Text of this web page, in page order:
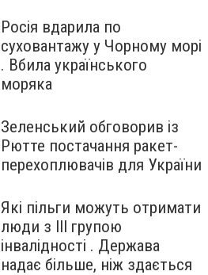
Росія вдарила по
суховантажу у Чорному морі
. Вбила українського
моряка
Зеленський обговорив із
Рютте постачання ракет-
перехоплювачів для України
Які пільги можуть отримати
люди з III групою
інвалідності . Держава
надає більше, ніж здається